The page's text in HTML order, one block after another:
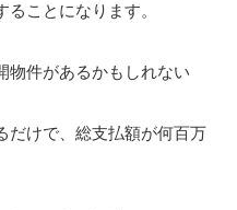
ことになります。
物件があるかもしれない
だけで、総支払額が何百万